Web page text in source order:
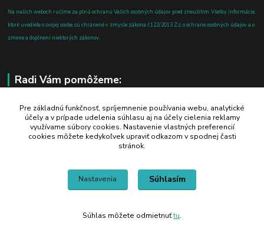
Na našich weboch ručíme za plnú ochranu Vašich osobných údajov pred zneužitím. Všetky informácie,
ktoré uvediete o svojej osobe, sú chránené v zmysle zákona č.122/2013 Z.z. o ochrane osobných údajov a o
zmene a doplnení niektorých zákonov.
Radi Vám pomôžeme:
+421 908 700 612
po-pia: 8.00 - 16.00
business@jtf.sk
Pre základnú funkčnosť, spríjemnenie používania webu, analytické
účely a v prípade udelenia súhlasu aj na účely cielenia reklamy
využívame súbory cookies. Nastavenie vlastných preferencií
cookies môžete kedykoľvek upraviť odkazom v spodnej časti
stránok.
Nastavenia Súhlasím
Súhlas môžete odmietnuťtu.